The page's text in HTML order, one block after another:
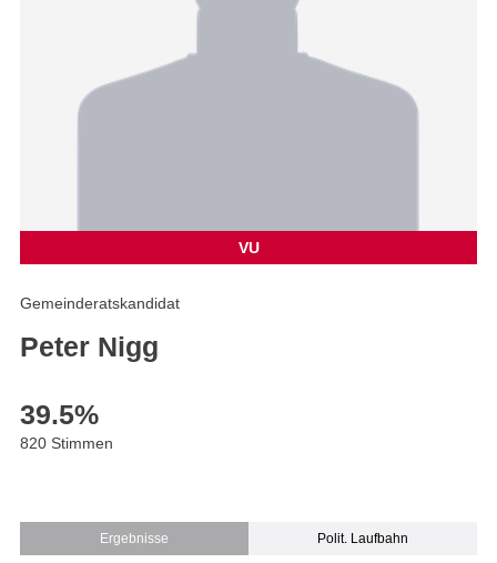
VU
Gemeinderatskandidat
Peter Nigg
39.5%
820 Stimmen
Ergebnisse Polit. Laufbahn